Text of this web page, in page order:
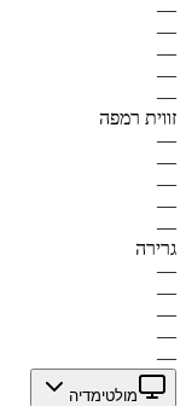
—
—
—
—
—
זווית רמפה
—
—
—
—
—
גרירה
—
—
—
—
—
מולטימדיה